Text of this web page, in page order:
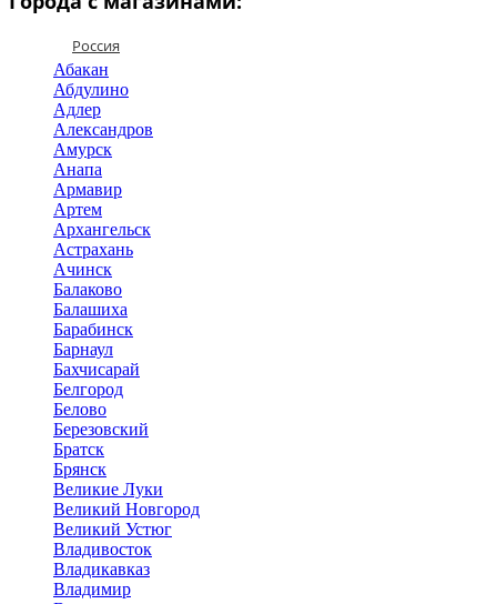
Россия
Абакан
Абдулино
Адлер
Александров
Амурск
Анапа
Армавир
Артем
Архангельск
Астрахань
Ачинск
Балаково
Балашиха
Барабинск
Барнаул
Бахчисарай
Белгород
Белово
Березовский
Братск
Брянск
Великие Луки
Великий Новгород
Великий Устюг
Владивосток
Владикавказ
Владимир